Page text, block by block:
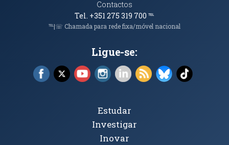
Contactos
Tel. +351 275 319 700℡
℡|☏ Chamada para rede fixa/móvel nacional
Ligue-se:
Facebook (abre em nova janela)
X (abre em nova janela)
YouTube (abre em nova janela)
Instagram (abre em nova janela)
LinkedIn (abre em nova
RSS (abre em nova
Bluesky (abre
TikTok
Tópicos Principais
Estudar
Investigar
Inovar